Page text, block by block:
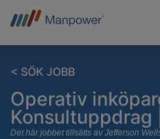
< SÖK JOBB
Operativ
Konsultuppdrag
Det här jobbet tillsätts av Jefferson